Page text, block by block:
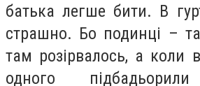
батька легше бити. В
страшно. Бо подинці –
там розірвалось, а коли
одного